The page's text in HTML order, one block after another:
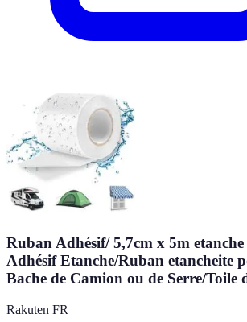
Ruban Adhésif/ 5,7cm x 5m
Adhésif Etanche/Ruban etancheite
Bache de Camion ou de Serre/Toile
Rakuten FR